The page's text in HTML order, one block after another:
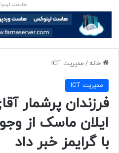
هاست
خانه / مديريت ICT
مديريت ICT
فرزندان پرشمار
ایلان ماسک از
با گرایمز خبر داد